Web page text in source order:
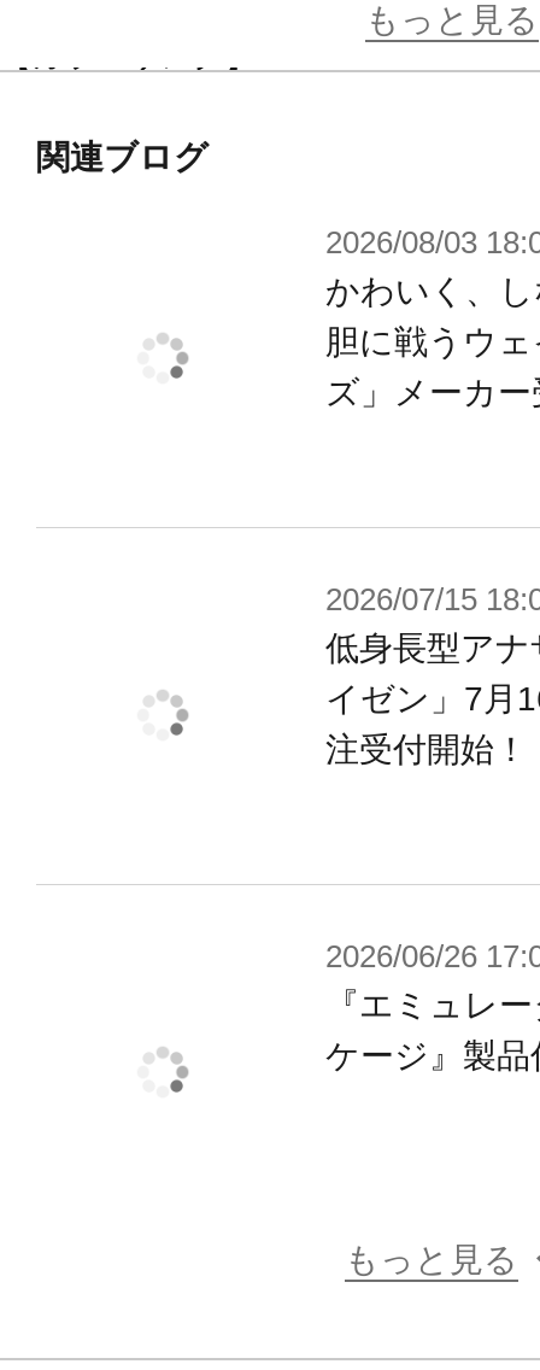
カース・リーパー（大鎌）×1
マジックスタッフ用クリアーパーツ
※画像は試作品です。実際の商品と
もっと見る
関連ブログ
2026/08/03
かわいく、
胆に戦うウ
ズ」メーカ
2026/07/15
低身長型ア
イゼン」7月
注受付開始！
2026/06/26
『エミュレ
ケージ』製
もっと見る